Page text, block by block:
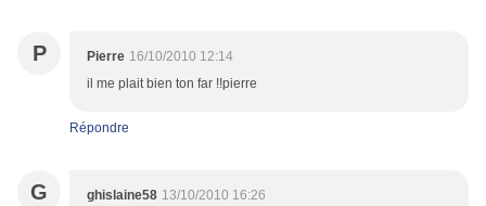
P Pierre 16/10/2010 12:14
il me plait bien ton far !!pierre
Répondre
G ghislaine58 13/10/2010 16:26